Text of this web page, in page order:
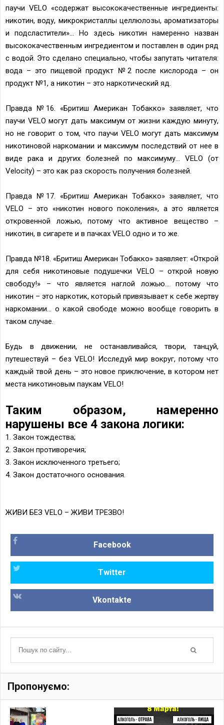
паучи VELO «содержат высококачественные ингредиенты:
никотин, воду, микрокристаллы целлюлозы, ароматизаторы
и подсластители»... Но здесь никотин намеренно назван
высококачественным ингредиентом и поставлен в один ряд
с водой. Это сделано специально, чтобы запутать читателя:
вода – это пищевой продукт №2 после кислорода – он
продукт №1, а никотин – это наркотический яд.
Правда №16. «Бритиш Американ Тобакко» заявляет, что
паучи VELO могут дать максимум от жизни каждую минуту,
но не говорит о том, что паучи VELO могут дать максимум
никотиновой наркомании и максимум последствий от нее в
виде рака и других болезней по максимуму... VELO (от
Velocity) – это как раз скорость получения болезней.
Правда №17. «Бритиш Американ Тобакко» заявляет, что
VELO – это «никотин нового поколения», а это является
откровенной ложью, потому что активное вещество –
никотин, в сигарете и в пачках VELO одно и то же.
Правда №18. «Бритиш Американ Тобакко» заявляет: «Открой
для себя никотиновые подушечки VELO – открой новую
свободу!» – что является наглой ложью... потому что
никотин – это наркотик, который привязывает к себе жертву
наркомании... о какой свободе можно вообще говорить в
таком случае.
Будь в движении, не останавливайся, твори, танцуй,
путешествуй – без VELO! Исследуй мир вокруг, потому что
каждый твой день – это новое приключение, в котором нет
места никотиновым паукам VELO!
Таким образом, намеренно
нарушены все 4 закона логики:
1. Закон тождества;
2. Закон противоречия;
3. Закон исключенного третьего;
4. Закон достаточного основания.
ЖИВИ БЕЗ VELO – ЖИВИ ТРЕЗВО!
Facebook
Twitter
Vkontakte
Пропонуємо: